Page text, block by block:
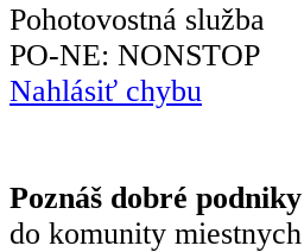
Pohotovostná služba
PO-NE: NONSTOP
Nahlásiť chybu
Poznáš dobré
do komunity